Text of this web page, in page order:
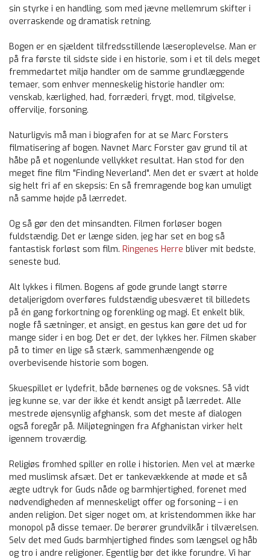
sin styrke i en handling, som med jævne mellemrum skifter i
overraskende og dramatisk retning.
Bogen er en sjældent tilfredsstillende læseroplevelse. Man er
på fra første til sidste side i en historie, som i et til dels meget
fremmedartet miljø handler om de samme grundlæggende
temaer, som enhver menneskelig historie handler om:
venskab, kærlighed, had, forræderi, frygt, mod, tilgivelse,
offervilje, forsoning.
Naturligvis må man i biografen for at se Marc Forsters
filmatisering af bogen. Navnet Marc Forster gav grund til at
håbe på et nogenlunde vellykket resultat. Han stod for den
meget fine film "Finding Neverland". Men det er svært at holde
sig helt fri af en skepsis: En så fremragende bog kan umuligt
nå samme højde på lærredet.
Og så gør den det minsandten. Filmen forløser bogen
fuldstændig. Det er længe siden, jeg har set en bog så
fantastisk forløst som film. Ringenes Herre bliver mit bedste,
seneste bud.
Alt lykkes i filmen. Bogens af gode grunde langt større
detaljerigdom overføres fuldstændig ubesværet til billedets
på én gang forkortning og forenkling og magi. Et enkelt blik,
nogle få sætninger, et ansigt, en gestus kan gøre det ud for
mange sider i en bog. Det er det, der lykkes her. Filmen skaber
på to timer en lige så stærk, sammenhængende og
overbevisende historie som bogen.
Skuespillet er lydefrit, både børnenes og de voksnes. Så vidt
jeg kunne se, var der ikke ét kendt ansigt på lærredet. Alle
mestrede øjensynlig afghansk, som det meste af dialogen
også foregår på. Miljøtegningen fra Afghanistan virker helt
igennem troværdig.
Religiøs fromhed spiller en rolle i historien. Men vel at mærke
med muslimsk afsæt. Det er tankevækkende at møde et så
ægte udtryk for Guds nåde og barmhjertighed, forenet med
nødvendigheden af menneskeligt offer og forsoning – i en
anden religion. Det siger noget om, at kristendommen ikke har
monopol på disse temaer. De berører grundvilkår i tilværelsen.
Selv det med Guds barmhjertighed findes som længsel og håb
og tro i andre religioner. Egentlig bør det ikke forundre. Vi har